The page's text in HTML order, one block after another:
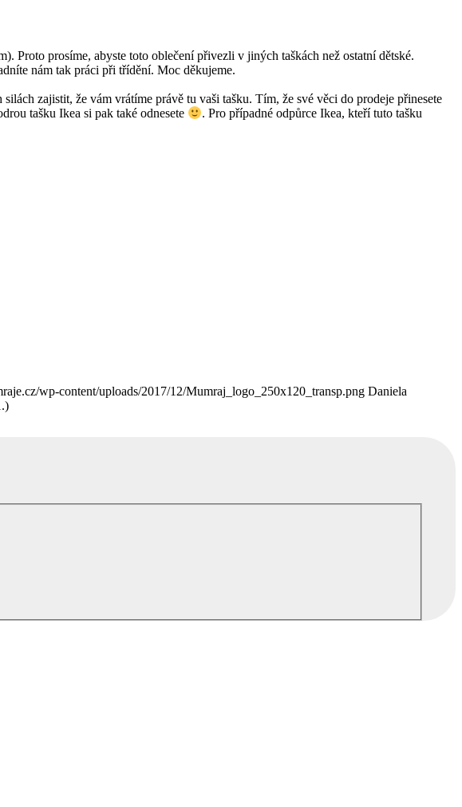
Proto prosíme, abyste toto oblečení přivezli v jiných taškách než ostatní dětské.
nám tak práci při třídění. Moc děkujeme.
zajistit, že vám vrátíme právě tu vaši tašku. Tím, že své věci do prodeje přinesete
tašku Ikea si pak také odnesete
. Pro případné odpůrce Ikea, kteří tuto tašku
wp-content/uploads/2017/12/Mumraj_logo_250x120_transp.png Daniela